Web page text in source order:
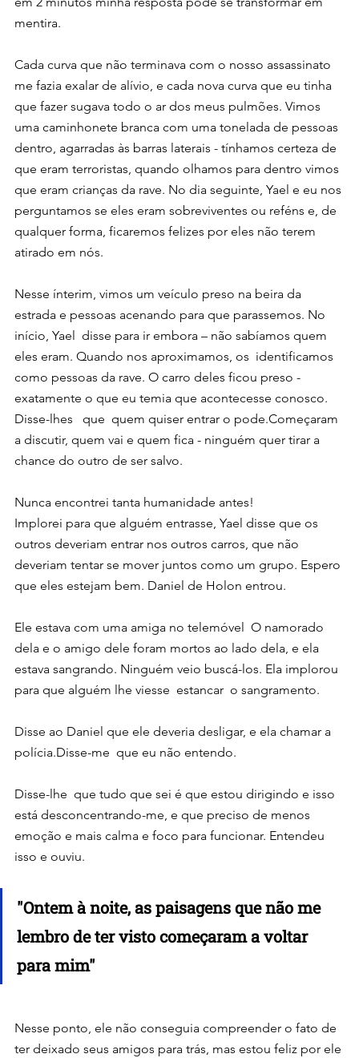
mentira.
Cada curva que não terminava com o nosso assassinato
me fazia exalar de alívio, e cada nova curva que eu tinha
que fazer sugava todo o ar dos meus pulmões. Vimos
uma caminhonete branca com uma tonelada de pessoas
dentro, agarradas às barras laterais - tínhamos certeza de
que eram terroristas, quando olhamos para dentro vimos
que eram crianças da rave. No dia seguinte, Yael e eu nos
perguntamos se eles eram sobreviventes ou reféns e, de
qualquer forma, ficaremos felizes por eles não terem
atirado em nós.
Nesse ínterim, vimos um veículo preso na beira da
estrada e pessoas acenando para que parassemos. No
início, Yael  disse para ir embora – não sabíamos quem
eles eram. Quando nos aproximamos, os  identificamos
como pessoas da rave. O carro deles ficou preso -
exatamente o que eu temia que acontecesse conosco.
Disse-lhes   que  quem quiser entrar o pode.Começaram
a discutir, quem vai e quem fica - ninguém quer tirar a
chance do outro de ser salvo.
Nunca encontrei tanta humanidade antes!
Implorei para que alguém entrasse, Yael disse que os
outros deveriam entrar nos outros carros, que não
deveriam tentar se mover juntos como um grupo. Espero
que eles estejam bem. Daniel de Holon entrou.
Ele estava com uma amiga no telemóvel  O namorado
dela e o amigo dele foram mortos ao lado dela, e ela
estava sangrando. Ninguém veio buscá-los. Ela implorou
para que alguém lhe viesse  estancar  o sangramento.
Disse ao Daniel que ele deveria desligar, e ela chamar a
polícia.Disse-me  que eu não entendo.
Disse-lhe  que tudo que sei é que estou dirigindo e isso
está desconcentrando-me, e que preciso de menos
emoção e mais calma e foco para funcionar. Entendeu
isso e ouviu.
"Ontem à noite, as paisagens que não me
lembro de ter visto começaram a voltar
para mim"
Nesse ponto, ele não conseguia compreender o fato de
ter deixado seus amigos para trás, mas estou feliz por ele